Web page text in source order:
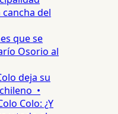
del
que se
Osorio al
deja su
•
Colo: ¿Y